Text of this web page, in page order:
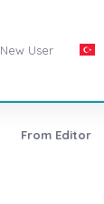
New User
From Editor